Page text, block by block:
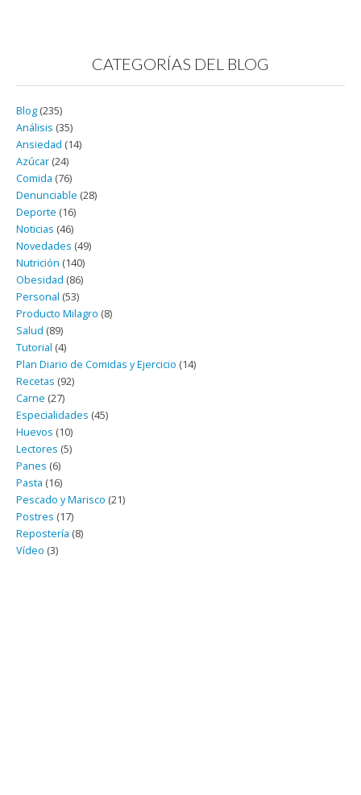
CATEGORÍAS DEL BLOG
Blog (235)
Análisis (35)
Ansiedad (14)
Azúcar (24)
Comida (76)
Denunciable (28)
Deporte (16)
Noticias (46)
Novedades (49)
Nutrición (140)
Obesidad (86)
Personal (53)
Producto Milagro (8)
Salud (89)
Tutorial (4)
Plan Diario de Comidas y Ejercicio (14)
Recetas (92)
Carne (27)
Especialidades (45)
Huevos (10)
Lectores (5)
Panes (6)
Pasta (16)
Pescado y Marisco (21)
Postres (17)
Repostería (8)
Vídeo (3)